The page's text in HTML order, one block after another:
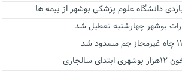
بوشهر چهارشنبه تعطیل شد
سالجاری